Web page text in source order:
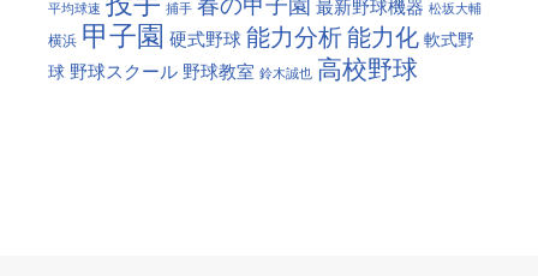
平均球速 捕手 春の甲子園 最新野球機器 松坂大輔
横浜 甲子園 硬式野球 能力分析能力化 軟式野
球 野球スクール 野球教室 鈴木誠也 高校野球